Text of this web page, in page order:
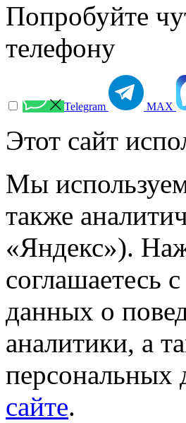
Попробуйте
телефону
Telegram МАХ
Этот сайт
Мы
также
«Яндекс»).
соглашаетесь
данных о
аналитики, а
сайте.